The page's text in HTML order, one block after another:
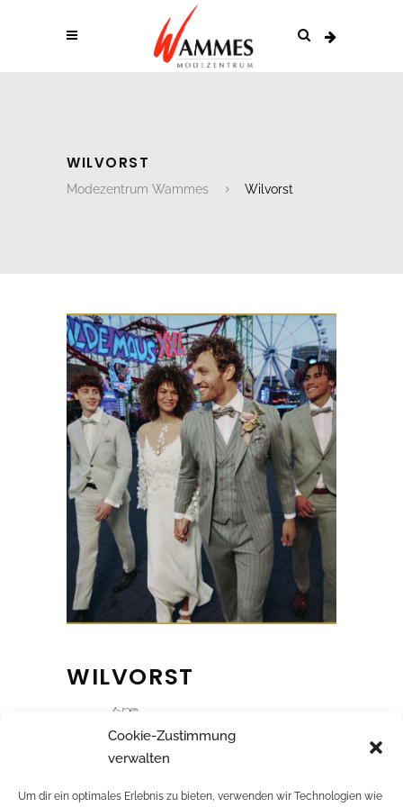
Cookie-Zustimmung
verwalten
Um dir ein optimales Erlebnis zu bieten, verwenden wir Technologien wie
WILVORST
Modezentrum Wammes Wilvorst
WILVORST